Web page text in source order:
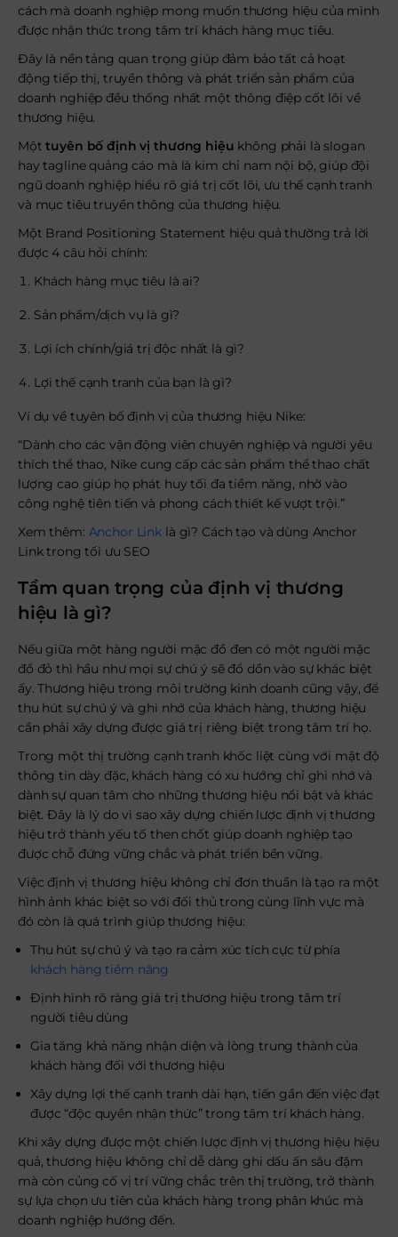
cách mà doanh nghiệp mong muốn thương hiệu của mình
được nhận thức trong tâm trí khách hàng mục tiêu.
Đây là nền tảng quan trọng giúp đảm bảo tất cả hoạt
động tiếp thị, truyền thông và phát triển sản phẩm của
doanh nghiệp đều thống nhất một thông điệp cốt lõi về
thương hiệu.
Mộttuyên bố định vị thương hiệu không phải là slogan
hay tagline quảng cáo mà là kim chỉ nam nội bộ, giúp đội
ngũ doanh nghiệp hiểu rõ giá trị cốt lõi, ưu thế cạnh tranh
và mục tiêu truyền thông của thương hiệu.
Một Brand Positioning Statement hiệu quả thường trả lời
được 4 câu hỏi chính:
Khách hàng mục tiêu là ai?
Sản phẩm/dịch vụ là gì?
Lợi ích chính/giá trị độc nhất là gì?
Lợi thế cạnh tranh của bạn là gì?
Ví dụ về tuyên bố định vị của thương hiệu Nike:
“Dành cho các vận động viên chuyên nghiệp và người yêu
thích thể thao, Nike cung cấp các sản phẩm thể thao chất
lượng cao giúp họ phát huy tối đa tiềm năng, nhờ vào
công nghệ tiên tiến và phong cách thiết kế vượt trội.”
Xem thêm: Anchor Link là gì? Cách tạo và dùng Anchor
Link trong tối ưu SEO
Tầm quan trọng của định vị thương
hiệu là gì?
Nếu giữa một hàng người mặc đồ đen có một người mặc
đồ đỏ thì hầu như mọi sự chú ý sẽ đổ dồn vào sự khác biệt
ấy. Thương hiệu trong môi trường kinh doanh cũng vậy, để
thu hút sự chú ý và ghi nhớ của khách hàng, thương hiệu
cần phải xây dựng được giá trị riêng biệt trong tâm trí họ.
Trong một thị trường cạnh tranh khốc liệt cùng với mật độ
thông tin dày đặc, khách hàng có xu hướng chỉ ghi nhớ và
dành sự quan tâm cho những thương hiệu nổi bật và khác
biệt. Đây là lý do vì sao xây dựng chiến lược định vị thương
hiệu trở thành yếu tố then chốt giúp doanh nghiệp tạo
được chỗ đứng vững chắc và phát triển bền vững.
Việc định vị thương hiệu không chỉ đơn thuần là tạo ra một
hình ảnh khác biệt so với đối thủ trong cùng lĩnh vực mà
đó còn là quá trình giúp thương hiệu:
Thu hút sự chú ý và tạo ra cảm xúc tích cực từ phía
khách hàng tiềm năng
Định hình rõ ràng giá trị thương hiệu trong tâm trí
người tiêu dùng
Gia tăng khả năng nhận diện và lòng trung thành của
khách hàng đối với thương hiệu
Xây dựng lợi thế cạnh tranh dài hạn, tiến gần đến việc đạt
được “độc quyền nhận thức” trong tâm trí khách hàng.
Khi xây dựng được một chiến lược định vị thương hiệu hiệu
quả, thương hiệu không chỉ dễ dàng ghi dấu ấn sâu đậm
mà còn củng cố vị trí vững chắc trên thị trường, trở thành
sự lựa chọn ưu tiên của khách hàng trong phân khúc mà
doanh nghiệp hướng đến.